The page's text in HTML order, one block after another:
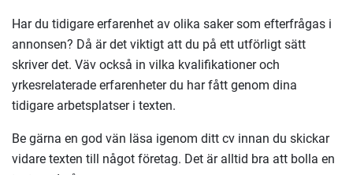
Har du tidigare erfarenhet av olika saker som efterfrågas i
annonsen? Då är det viktigt att du på ett utförligt sätt
skriver det. Väv också in vilka kvalifikationer och
yrkesrelaterade erfarenheter du har fått genom dina
tidigare arbetsplatser i texten.
Be gärna en god vän läsa igenom ditt cv innan du skickar
vidare texten till något företag. Det är alltid bra att bolla en